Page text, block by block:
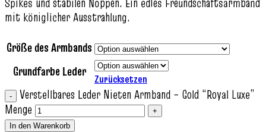
mit königlicher Ausstrahlung.
Größe des Armbands
Grundfarbe Leder
Zurücksetzen
Verstellbares Leder Nieten Armband – Gold “Royal Luxe”
Menge
In den Warenkorb